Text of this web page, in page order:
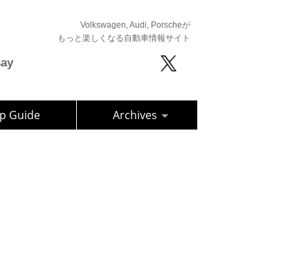
Volkswagen, Audi, Porscheが
もっと楽しくなる自動車情報サイト
Guide Archives